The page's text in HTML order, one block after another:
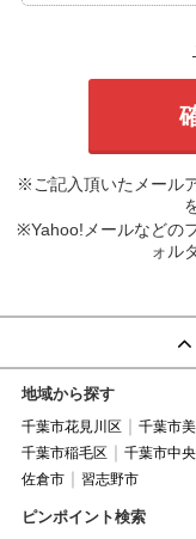
※ご記入頂いたメール
※Yahoo!メールなどの
ォル
地域から探す
千葉市花見川区 千葉市
千葉市稲毛区
千葉市中
佐倉市
習志野市
ピンポイント検索